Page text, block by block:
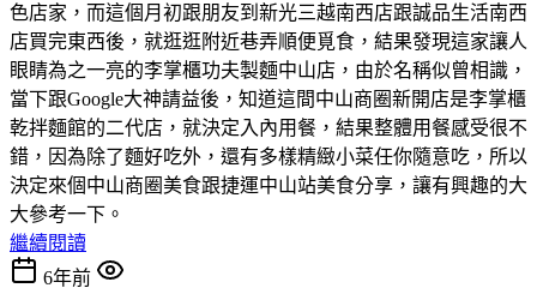
色店家，而這個月初跟朋友到新光三越南西店跟誠品生活南西
店買完東西後，就逛逛附近巷弄順便覓食，結果發現這家讓人
眼睛為之一亮的李掌櫃功夫製麵中山店，由於名稱似曾相識，
當下跟Google大神請益後，知道這間中山商圈新開店是李掌櫃
乾拌麵館的二代店，就決定入內用餐，結果整體用餐感受很不
錯，因為除了麵好吃外，還有多樣精緻小菜任你隨意吃，所以
決定來個中山商圈美食跟捷運中山站美食分享，讓有興趣的大
大參考一下。
繼續閱讀
6年前